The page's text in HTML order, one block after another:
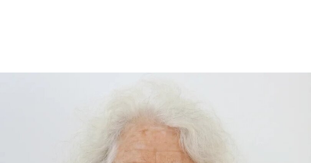
藏库的员工100%投票支持罢工行动。
V&A东馆典藏库于2025年5月开放，向公众展示了
数千件尚未在其他场馆展出的藏品。负责馆内“预约